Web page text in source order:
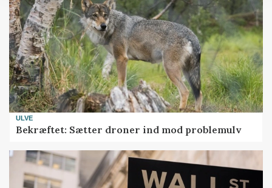
ULVE
Bekræftet: Sætter droner ind mod problemulv